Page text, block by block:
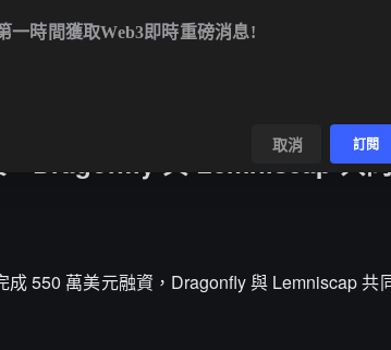
Dragonfly 與 Lemniscap 共
550 萬美元融資，Dragonfly 與 Lemniscap 共
一時間獲取Web3即時重磅消息!
取消 訂閱